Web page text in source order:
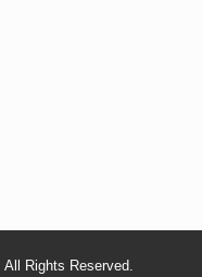
All Rights Reserved.